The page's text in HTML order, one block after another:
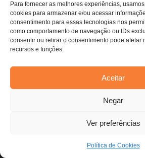
Para fornecer as melhores experiências,
cookies para armazenar e/ou acessar
consentimento para essas tecnologias nos
como comportamento de navegação ou IDs
consentir ou retirar o consentimento pode afetar
recursos e funções.
Aceitar
Negar
Ver preferências
Política de Cookies
Todos os direitos reservados.
Estamos usando cookies para oferecer a
configurações.